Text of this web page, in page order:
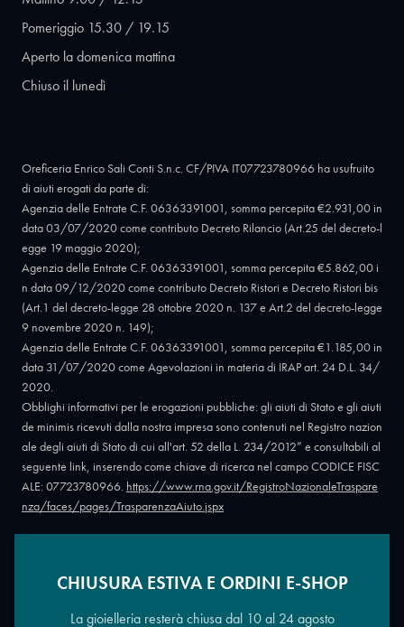
Pomeriggio 15.30 / 19.15
Aperto la domenica mattina
Chiuso il lunedì
Oreficeria Enrico Sali Conti S.n.c. CF/PIVA IT07723780966 ha usufruito
di aiuti erogati da parte di:
Agenzia delle Entrate C.F. 06363391001, somma percepita €2.931,00 in
data 03/07/2020 come contributo Decreto Rilancio (Art.25 del decreto-l
egge 19 maggio 2020);
Agenzia delle Entrate C.F. 06363391001, somma percepita €5.862,00 i
n data 09/12/2020 come contributo Decreto Ristori e Decreto Ristori bis
(Art.1 del decreto-legge 28 ottobre 2020 n. 137 e Art.2 del decreto-legge
9 novembre 2020 n. 149);
Agenzia delle Entrate C.F. 06363391001, somma percepita €1.185,00 in
data 31/07/2020 come Agevolazioni in materia di IRAP art. 24 D.L. 34/
2020.
Obblighi informativi per le erogazioni pubbliche: gli aiuti di Stato e gli aiuti
de minimis ricevuti dalla nostra impresa sono contenuti nel Registro nazion
ale degli aiuti di Stato di cui all'art. 52 della L. 234/2012” e consultabili al
seguente link, inserendo come chiave di ricerca nel campo CODICE FISC
ALE: 07723780966. https://www.rna.gov.it/RegistroNazionaleTraspare
nza/faces/pages/TrasparenzaAiuto.jspx
Copyright © 2026 - Oreficeria Enrico Sali Conti e C. snc - Partita IVA
CHIUSURA ESTIVA E ORDINI E-SHOP
La gioielleria resterà chiusa dal 10 al 24 agosto